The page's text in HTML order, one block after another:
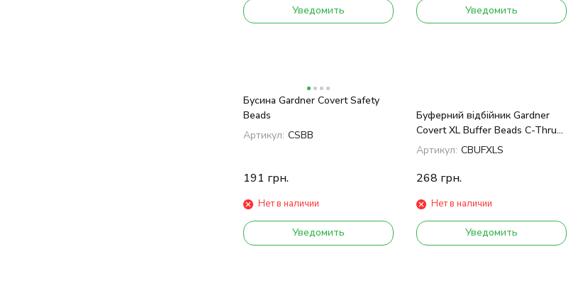
Уведомить Уведомить
Бусина Gardner Covert Safety
Beads
Артикул: CSBB
191 грн.
Нет в наличии
Уведомить
Буферний відбійник Gardner
Covert XL Buffer Beads C-Thru
Black /Silt
Артикул: CBUFXLS
268 грн.
Нет в наличии
Уведомить